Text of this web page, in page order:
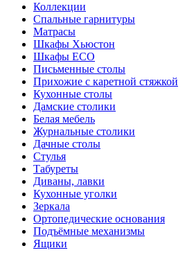
Коллекции
Спальные гарнитуры
Матрасы
Шкафы Хьюстон
Шкафы ECO
Письменные столы
Прихожие с каретной стяжкой
Кухонные столы
Дамские столики
Белая мебель
Журнальные столики
Дачные столы
Стулья
Табуреты
Диваны, лавки
Кухонные уголки
Зеркала
Ортопедические основания
Подъёмные механизмы
Ящики